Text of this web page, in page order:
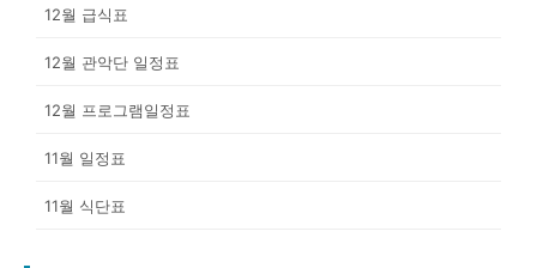
12월 급식표
12월 관악단 일정표
12월 프로그램일정표
11월 일정표
11월 식단표